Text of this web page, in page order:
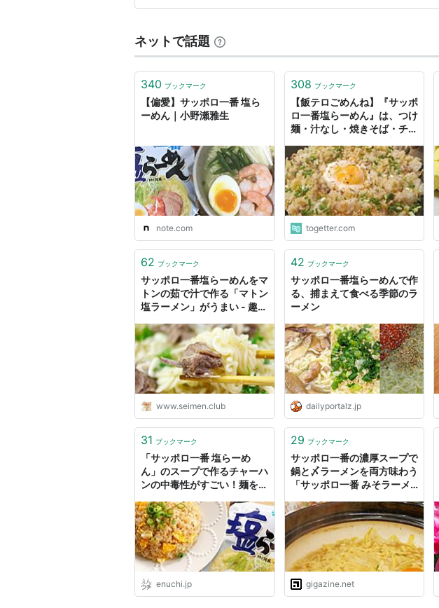
3000 今回は、味付けたまご塩らー…
ネットで話題
340 ブックマーク
【偏愛】サッポロ一番 塩ら
ーめん｜小野瀬雅生
note.com
308 ブックマーク
【飯テロごめんね】『サッポ
ロ一番塩らーめん』は、つけ
麺・汁なし・焼きそば・チャ
でいろいろ集めた
togetter.com
62 ブックマーク
サッポロ一番塩らーめんをマ
トンの茹で汁で作る「マトン
塩ラーメン」がうまい - 趣味
www.seimen.club
42 ブックマーク
サッポロ一番塩らーめんで作
る、捕まえて食べる季節のラ
ーメン
dailyportalz.jp
31 ブックマーク
「サッポロ一番 塩らーめ
ん」のスープで作るチャーハ
ンの中毒性がすごい！麺を鍋
ウチ]
enuchi.jp
29 ブックマーク
サッポロ一番の濃厚スープで
鍋と〆ラーメンを両方味わう
「サッポロ一番 みそラーメ
めんが鍋になりました」試食
レビュー
gigazine.net